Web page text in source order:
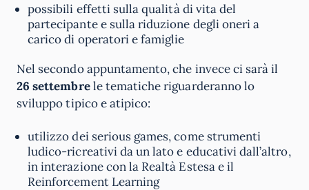
possibili effetti sulla qualità di vita del
partecipante e sulla riduzione degli oneri a
carico di operatori e famiglie
Nel secondo appuntamento, che invece ci sarà il
26 settembrele tematiche riguarderanno lo
sviluppo tipico e atipico:
utilizzo dei serious games, come strumenti
ludico-ricreativi da un lato e educativi dall’altro,
in interazione con la Realtà Estesa e il
Reinforcement Learning